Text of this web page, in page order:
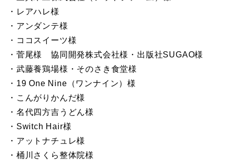
・レアハレ様
・アンダンテ様
・ココスイーツ様
・菅尾様 協同開発株式会社様・出版社SUGAO様
・武藤養鶏場様・そのさき食堂様
・19 One Nine（ワンナイン）様
・こんがりかんだ様
・名代四方吉うどん様
・Switch Hair様
・アットナチュレ様
・桶川さくら整体院様